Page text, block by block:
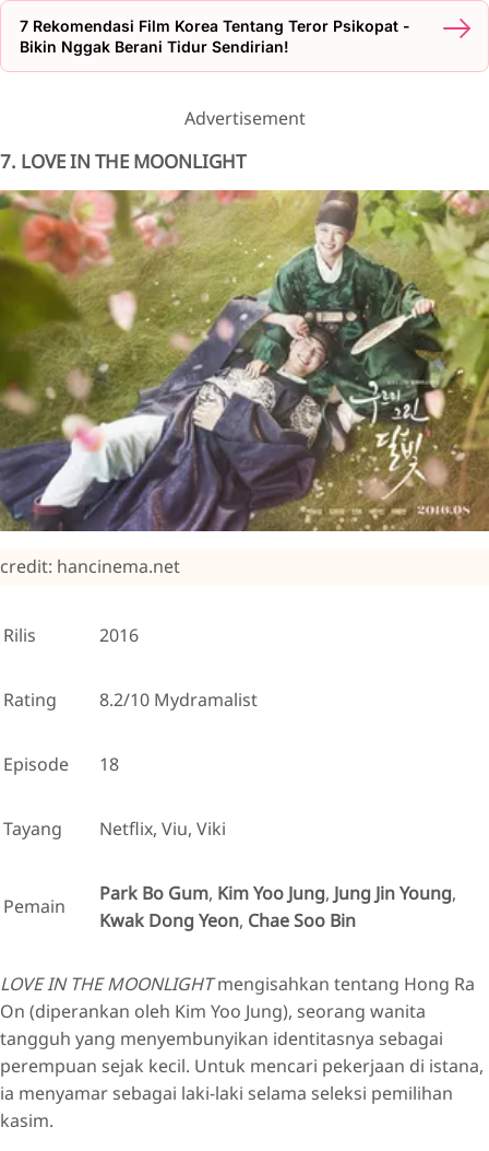
7 Rekomendasi Film Korea Tentang Teror Psikopat -
Bikin Nggak Berani Tidur Sendirian!
Advertisement
7. LOVE IN THE MOONLIGHT
credit: hancinema.net
Rilis 2016
Rating 8.2/10 Mydramalist
Episode 18
Tayang Netflix, Viu, Viki
Pemain
Park Bo Gum, Kim Yoo Jung, Jung Jin Young,
Kwak Dong Yeon, Chae Soo Bin
LOVE IN THE MOONLIGHTmengisahkan tentang Hong Ra
On (diperankan oleh Kim Yoo Jung), seorang wanita
tangguh yang menyembunyikan identitasnya sebagai
perempuan sejak kecil. Untuk mencari pekerjaan di istana,
ia menyamar sebagai laki-laki selama seleksi pemilihan
kasim.